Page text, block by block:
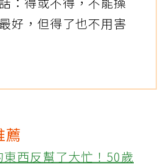
好，但得了也不用害
薦
西反幫了大忙！50歲